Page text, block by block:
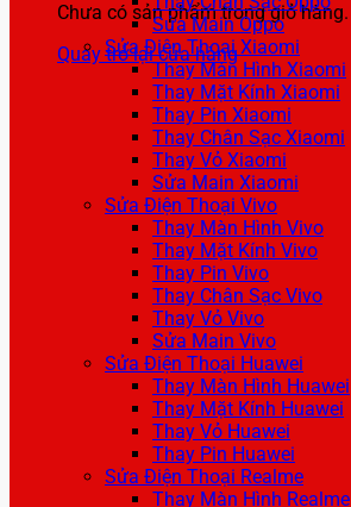
Chưa có sản phẩm trong giỏ hàng.
Quay trở lại cửa hàng
Sửa Main Oppo
Sửa Điện Thoại Xiaomi
Thay Màn Hình Xiaomi
Thay Mặt Kính Xiaomi
Thay Pin Xiaomi
Thay Chân Sạc Xiaomi
Thay Vỏ Xiaomi
Sửa Main Xiaomi
Sửa Điện Thoại Vivo
Thay Màn Hình Vivo
Thay Mặt Kính Vivo
Thay Pin Vivo
Thay Chân Sạc Vivo
Thay Vỏ Vivo
Sửa Main Vivo
Sửa Điện Thoại Huawei
Thay Màn Hình Huawei
Thay Mặt Kính Huawei
Thay Vỏ Huawei
Thay Pin Huawei
Sửa Điện Thoại Realme
Thay Màn Hình Realme